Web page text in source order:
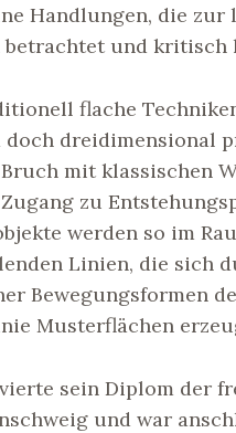
Handlungen, die zur
und kritisch
flache
dreidimensional
mit klassischen
zu
werden so im
Linien, die sich
Bewegungsformen
Musterflächen
sein Diplom der
und war